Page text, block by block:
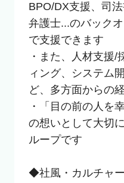
BPO/DX支援、司
弁護士...のバック
で支援できます
・また、人材支援/
ィング、システム
ど、多方面からの
・「目の前の人を
の想いとして大切
ループです
◆社風・カルチャー